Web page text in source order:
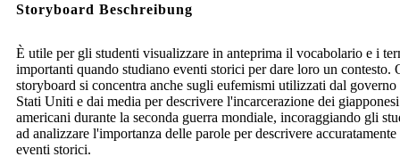
Storyboard Beschreibung
È utile per gli studenti visualizzare in anteprima il vocabolario e i
importanti quando studiano eventi storici per dare loro un contesto.
storyboard si concentra anche sugli eufemismi utilizzati dal
Stati Uniti e dai media per descrivere l'incarcerazione dei giapponesi
americani durante la seconda guerra mondiale, incoraggiando gli
ad analizzare l'importanza delle parole per descrivere
eventi storici.